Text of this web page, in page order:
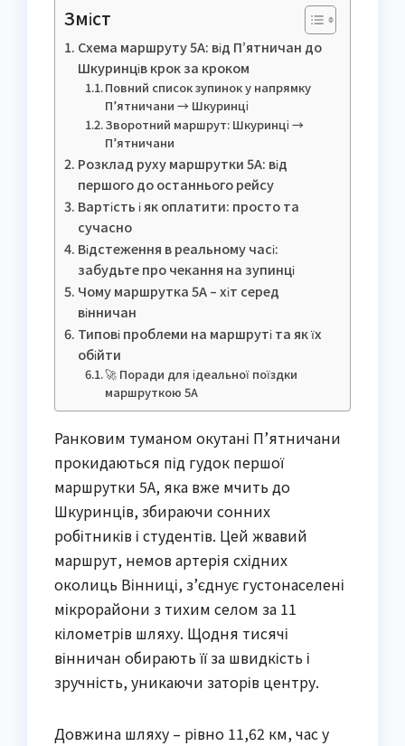
Зміст
Схема маршруту 5А: від П’ятничан до
Шкуринців крок за кроком
Повний список зупинок у напрямку
П’ятничани → Шкуринці
Зворотний маршрут: Шкуринці →
П’ятничани
Розклад руху маршрутки 5А: від
першого до останнього рейсу
Вартість і як оплатити: просто та
сучасно
Відстеження в реальному часі:
забудьте про чекання на зупинці
Чому маршрутка 5А – хіт серед
вінничан
Типові проблеми на маршруті та як їх
обійти
🚀 Поради для ідеальної поїздки
маршруткою 5А
Ранковим туманом окутані П’ятничани
прокидаються під гудок першої
маршрутки 5А, яка вже мчить до
Шкуринців, збираючи сонних
робітників і студентів. Цей жвавий
маршрут, немов артерія східних
околиць Вінниці, з’єднує густонаселені
мікрорайони з тихим селом за 11
кілометрів шляху. Щодня тисячі
вінничан обирають її за швидкість і
зручність, уникаючи заторів центру.
Довжина шляху – рівно 11,62 км, час у